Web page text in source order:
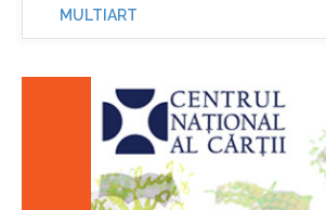
MULTIART